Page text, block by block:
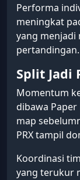
Performa
meningkat
yang menjadi
pertandingan.
Split Jadi
Momentum
dibawa Paper
map
PRX tampil
Koordinasi
yang terukur